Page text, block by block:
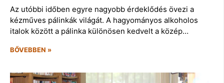
Az utóbbi időben egyre nagyobb érdeklődés övezi a
kézműves pálinkák világát. A hagyományos alkoholos
italok között a pálinka különösen kedvelt a közép…
BŐVEBBEN »